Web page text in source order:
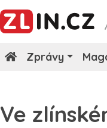
Zprávy
Ve